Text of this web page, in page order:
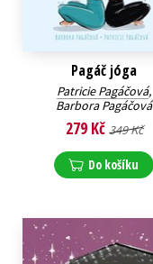
Pagáč jóga
Patricie Pagáčová,
Barbora Pagáčová
279 Kč 349 Kč
Do košíku